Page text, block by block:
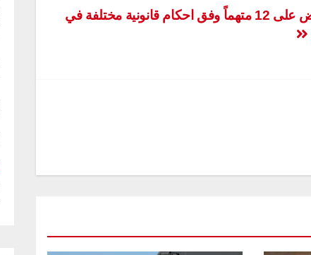
الشرطة الاتحادية: القبض على 12 متهماً وفق احكام قانونية مختلفة في